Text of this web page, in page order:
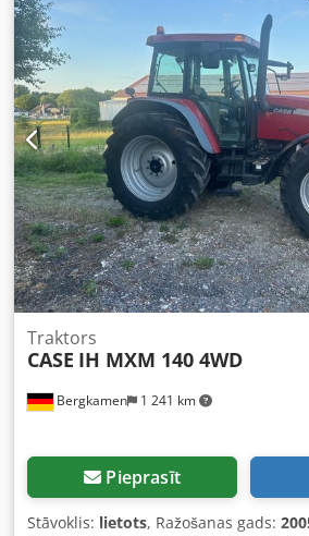
Bergkamen 1 241 km
Traktors
CASE IH MXM 140 4WD
Pieprasīt
Stāvoklis: lietots, Ražošanas gads: